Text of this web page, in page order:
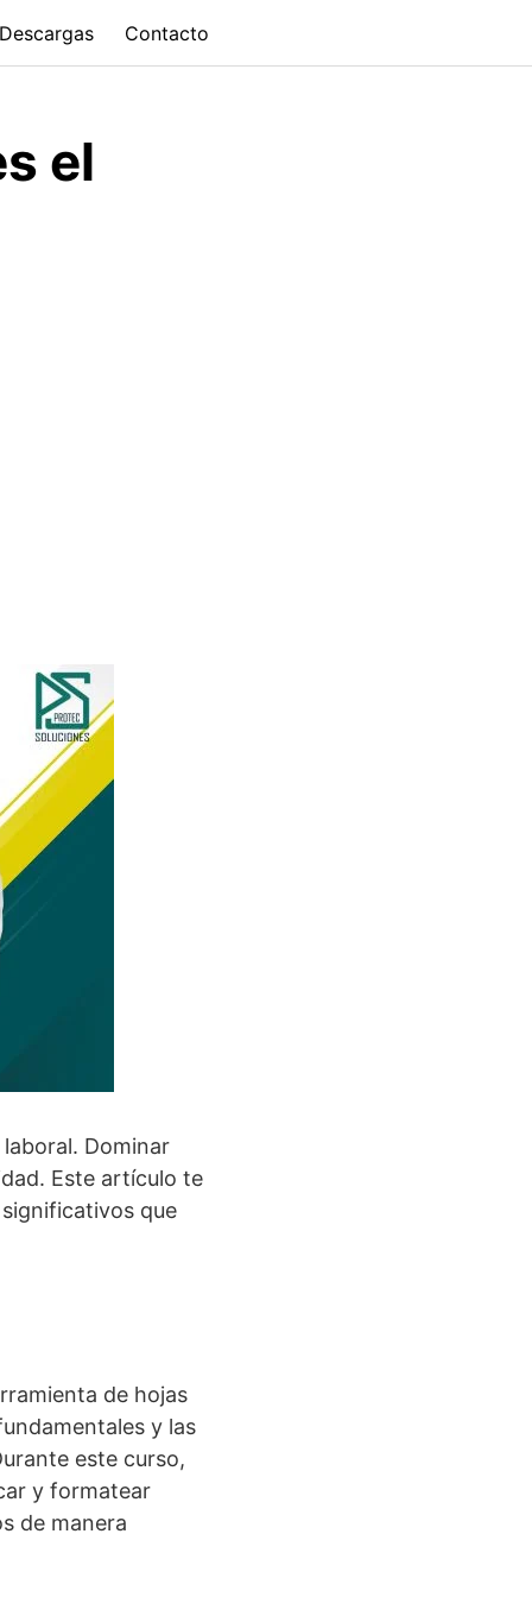
Descargas Contacto
el
Dominar
Este artículo te
que
de hojas
y las
este curso,
y formatear
de manera